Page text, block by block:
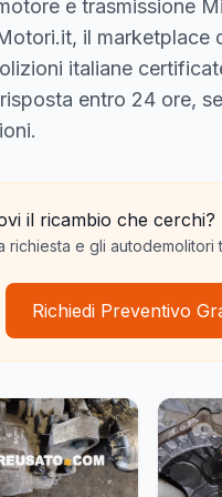
e trasmissione
il marketplace
italiane
entro 24 ore,
il ricambio che cerchi?
richiesta e gli autodemolitori
Richiedi Preventivo